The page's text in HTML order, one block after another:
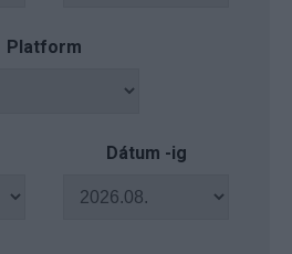
Platform
Dátum -ig